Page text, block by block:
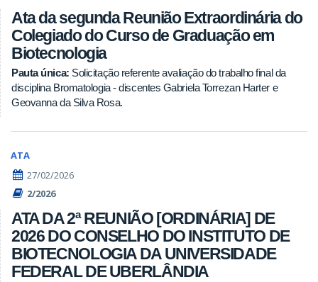
Ata da segunda Reunião Extraordinária do
Colegiado do Curso de Graduação em
Biotecnologia
Pauta única: Solicitação referente avaliação do trabalho final da
disciplina Bromatologia - discentes Gabriela Torrezan Harter e
Geovanna da Silva Rosa.
ATA
27/02/2026
2/2026
ATA DA 2ª REUNIÃO [ORDINÁRIA] DE
2026 DO CONSELHO DO INSTITUTO DE
BIOTECNOLOGIA DA UNIVERSIDADE
FEDERAL DE UBERLÂNDIA